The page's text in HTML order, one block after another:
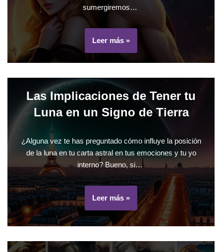
sumergiremos…
Leer más »
Las Implicaciones de Tener tu
Luna en un Signo de Tierra
¿Alguna vez te has preguntado cómo influye la posición
de la luna en tu carta astral en tus emociones y tu yo
interno? Bueno, si…
Leer más »